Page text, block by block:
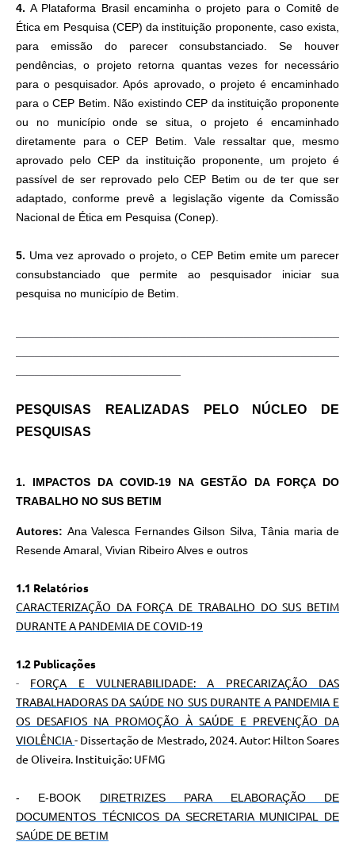
4. A Plataforma Brasil encaminha o projeto para o Comitê de
Ética em Pesquisa (CEP) da instituição proponente, caso exista,
para emissão do parecer consubstanciado. Se houver
pendências, o projeto retorna quantas vezes for necessário
para o pesquisador. Após aprovado, o projeto é encaminhado
para o CEP Betim. Não existindo CEP da instituição proponente
ou no município onde se situa, o projeto é encaminhado
diretamente para o CEP Betim. Vale ressaltar que, mesmo
aprovado pelo CEP da instituição proponente, um projeto é
passível de ser reprovado pelo CEP Betim ou de ter que ser
adaptado, conforme prevê a legislação vigente da Comissão
Nacional de Ética em Pesquisa (Conep).
5. Uma vez aprovado o projeto, o CEP Betim emite um parecer
consubstanciado que permite ao pesquisador iniciar sua
pesquisa no município de Betim.
PESQUISAS
REALIZADAS PELO NÚCLEO DE
PESQUISAS
1. IMPACTOS DA COVID-19 NA GESTÃO DA FORÇA DO
TRABALHO NO SUS BETIM
Autores: Ana Valesca Fernandes Gilson Silva, Tânia maria de
Resende Amaral, Vivian Ribeiro Alves e outros
1.1 Relatórios
CARACTERIZAÇÃO DA FORÇA DE TRABALHO DO SUS BETIM
DURANTE A PANDEMIA DE COVID-19
1.2 Publicações
- FORÇA E VULNERABILIDADE: A PRECARIZAÇÃO DAS
TRABALHADORAS DA SAÚDE NO SUS DURANTE A PANDEMIA E
OS DESAFIOS NA PROMOÇÃO À SAÚDE E PREVENÇÃO DA
VIOLÊNCIA- Dissertação de Mestrado, 2024. Autor: Hilton Soares
de Oliveira. Instituição: UFMG
- E-BOOK DIRETRIZES PARA ELABORAÇÃO DE
DOCUMENTOS TÉCNICOS DA SECRETARIA MUNICIPAL DE
SAÚDE DE BETIM